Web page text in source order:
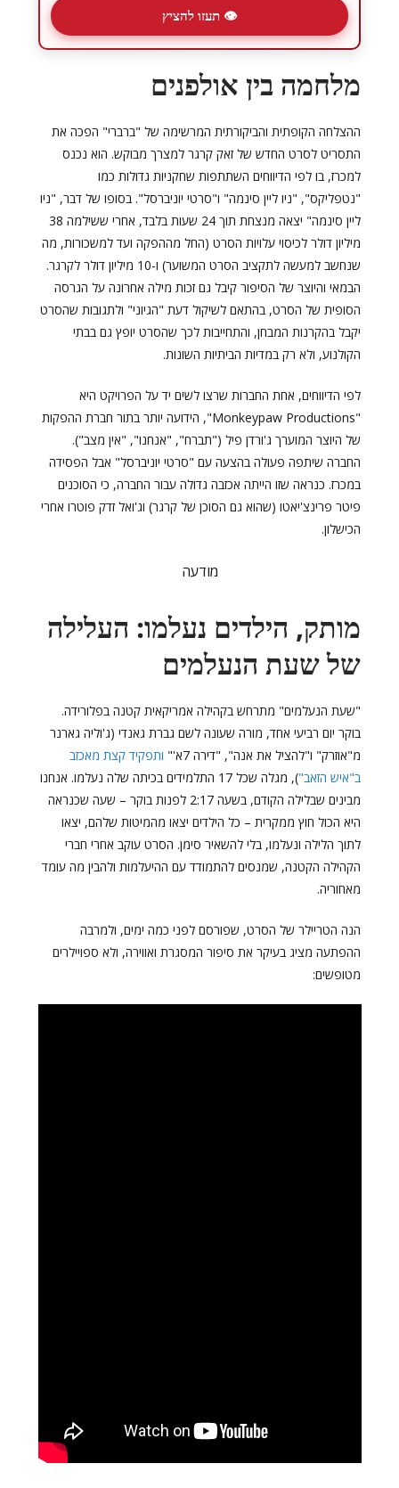
👁 תעזו להציץ
מלחמה בין אולפנים
ההצלחה הקופתית והביקורתית המרשימה של "ברברי" הפכה את
התסריט לסרט החדש של זאק קרגר למצרך מבוקש. הוא נכנס
למכרז, בו לפי הדיווחים השתתפות שחקניות גדולות כמו
"נטפליקס", "ניו ליין סינמה" ו"סרטי יוניברסל". בסופו של דבר, "ניו
ליין סינמה" יצאה מנצחת תוך 24 שעות בלבד, אחרי ששילמה 38
מיליון דולר לכיסוי עלויות הסרט (החל מההפקה ועד למשכורות, מה
שנחשב למעשה לתקציב הסרט המשוער) ו-10 מיליון דולר לקרגר.
הבמאי והיוצר של הסיפור קיבל גם זכות מילה אחרונה על הגרסה
הסופית של הסרט, בהתאם לשיקול דעת "הגיוני" ולתגובות שהסרט
יקבל בהקרנות המבחן, והתחייבות לכך שהסרט יופץ גם בבתי
הקולנוע, ולא רק במדיות הביתיות השונות.
לפי הדיווחים, אחת החברות שרצו לשים יד על הפרויקט היא
"Monkeypaw Productions", הידועה יותר בתור חברת ההפקות
של היוצר המוערך ג'ורדן פיל ("תברח", "אנחנו", "אין מצב").
החברה שיתפה פעולה בהצעה עם "סרטי יוניברסל" אבל הפסידה
במכרז. כנראה שזו הייתה אכזבה גדולה עבור החברה, כי הסוכנים
פיטר פרינצ'יאטו (שהוא גם הסוכן של קרגר) וג'ואל זדק פוטרו אחרי
הכישלון.
מודעה
מותק, הילדים נעלמו: העלילה
של שעת הנעלמים
"שעת הנעלמים" מתרחש בקהילה אמריקאית קטנה בפלורידה.
בוקר יום רביעי אחד, מורה שעונה לשם גברת גאנדי (ג'וליה גארנר
מ"אוזרק" ו"להציל את אנה", "דירה 7א'"
ותפקיד קצת מאכזב
ב"איש הזאב"
), מגלה שכל 17 התלמידים בכיתה שלה נעלמו. אנחנו
מבינים שבלילה הקודם, בשעה 2:17 לפנות בוקר – שעה שכנראה
היא הכול חוץ ממקרית – כל הילדים יצאו מהמיטות שלהם, יצאו
לתוך הלילה ונעלמו, בלי להשאיר סימן. הסרט עוקב אחרי חברי
הקהילה הקטנה, שמנסים להתמודד עם ההיעלמות ולהבין מה עומד
מאחוריה.
הנה הטריילר של הסרט, שפורסם לפני כמה ימים, ולמרבה
ההפתעה מציג בעיקר את סיפור המסגרת ואווירה, ולא ספויילרים
מטופשים: